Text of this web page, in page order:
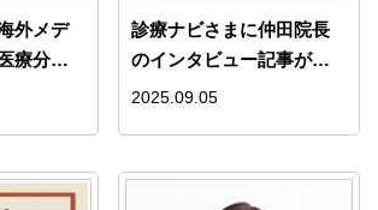
外メデ
療分野
性リー
診療ナビさまに仲田院長
のインタビュー記事が掲
載されました
2025.09.05